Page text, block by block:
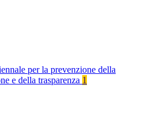
per la prevenzione della
e della trasparenza 1